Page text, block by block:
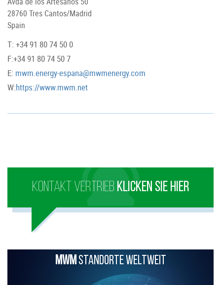
28760 Tres Cantos/Madrid
Spain
T: +34 91 80 74 50 0
F:+34 91 80 74 50 7
E: mwm.energy-espana@mwmenergy.com
W:https://www.mwm.net
KONTAKT VERTRIEB KLICKEN SIE HIER
MWMSTANDORTE WELTWEIT